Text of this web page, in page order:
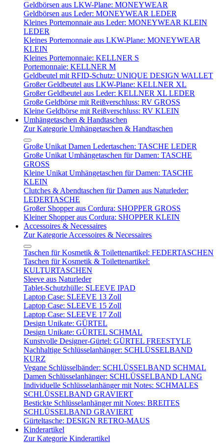
Geldbörsen aus LKW-Plane: MONEYWEAR
Geldbörsen aus Leder: MONEYWEAR LEDER
Kleines Portemonnaie aus Leder: MONEYWEAR KLEIN
LEDER
Kleines Portemonnaie aus LKW-Plane: MONEYWEAR
KLEIN
Kleines Portemonnaie: KELLNER S
Portemonnaie: KELLNER M
Geldbeutel mit RFID-Schutz: UNIQUE DESIGN WALLET
Großer Geldbeutel aus LKW-Plane: KELLNER XL
Großer Geldbeutel aus Leder: KELLNER XL LEDER
Große Geldbörse mit Reißverschluss: RV GROSS
Kleine Geldbörse mit Reißverschluss: RV KLEIN
Umhängetaschen & Handtaschen
Zur Kategorie Umhängetaschen & Handtaschen
Große Unikat Damen Ledertaschen: TASCHE LEDER
Große Unikat Umhängetaschen für Damen: TASCHE
GROSS
Kleine Unikat Umhängetaschen für Damen: TASCHE
KLEIN
Clutches & Abendtaschen für Damen aus Naturleder:
LEDERTASCHE
Großer Shopper aus Cordura: SHOPPER GROSS
Kleiner Shopper aus Cordura: SHOPPER KLEIN
Accessoires & Necessaires
Zur Kategorie Accessoires & Necessaires
Taschen für Kosmetik & Toilettenartikel: FEDERTASCHEN
Taschen für Kosmetik & Toilettenartikel:
KULTURTASCHEN
Sleeve aus Naturleder
Tablet-Schutzhülle: SLEEVE IPAD
Laptop Case: SLEEVE 13 Zoll
Laptop Case: SLEEVE 15 Zoll
Laptop Case: SLEEVE 17 Zoll
Design Unikate: GÜRTEL
Design Unikate: GÜRTEL SCHMAL
Kunstvolle Designer-Gürtel: GÜRTEL FREESTYLE
Nachhaltige Schlüsselanhänger: SCHLÜSSELBAND
KURZ
Vegane Schlüsselbänder: SCHLÜSSELBAND SCHMAL
Damen Schlüsselanhänger: SCHLÜSSELBAND LANG
Individuelle Schlüsselanhänger mit Notes: SCHMALES
SCHLÜSSELBAND GRAVIERT
Bestickte Schlüsselanhänger mit Notes: BREITES
SCHLÜSSELBAND GRAVIERT
Gürteltasche: DESIGN RETRO-MAUS
Kinderartikel
Zur Kategorie Kinderartikel